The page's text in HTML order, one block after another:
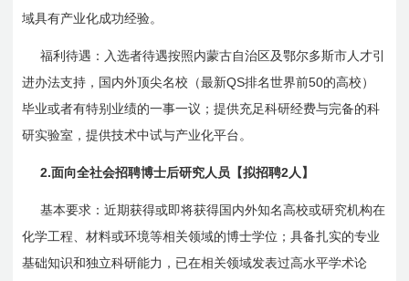
域具有产业化成功经验。
福利待遇：入选者待遇按照内蒙古自治区及鄂尔多斯市人才引
进办法支持，国内外顶尖名校（最新QS排名世界前50的高校）
毕业或者有特别业绩的一事一议；提供充足科研经费与完备的科
研实验室，提供技术中试与产业化平台。
2.面向全社会招聘博士后研究人员【拟招聘2 人】
基本要求：近期获得或即将获得国内外知名高校或研究机构在
化学工程、材料或环境等相关领域的博士学位；具备扎实的专业
基础知识和独立科研能力，已在相关领域发表过高水平学术论